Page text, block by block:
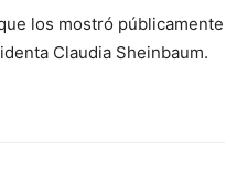
los mostró públicamente
Claudia Sheinbaum.